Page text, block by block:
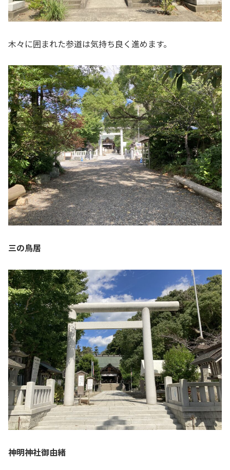
木々に囲まれた参道は気持ち良く進めます。
三の鳥居
神明神社御由緒